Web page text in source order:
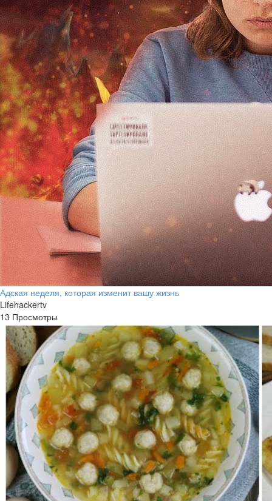
Адская неделя, которая изменит вашу жизнь
Lifehackertv
13 Просмотры